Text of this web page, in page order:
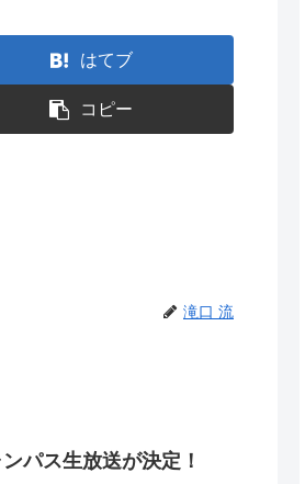
はてブ
コピー
滝口 流
パス生放送が決定！